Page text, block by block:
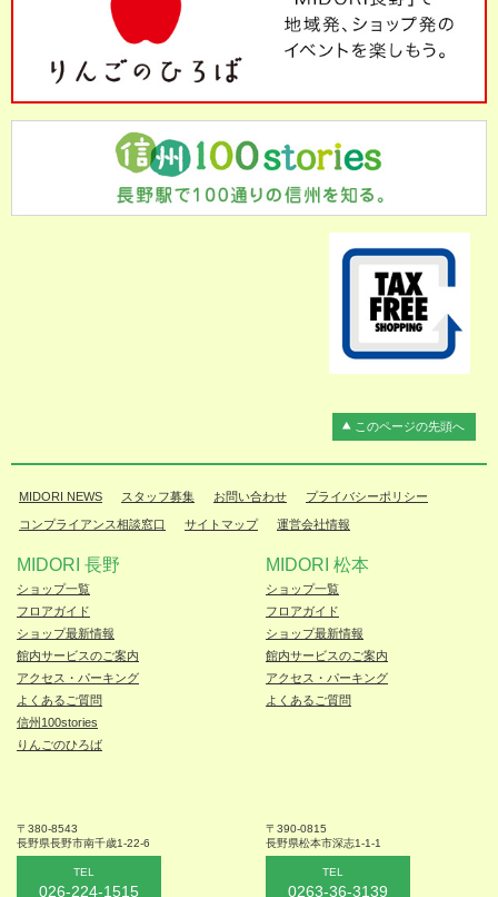
このページの先頭へ
MIDORI NEWS スタッフ募集 お問い合わせ プライバシーポリシー
コンプライアンス相談窓口 サイトマップ 運営会社情報
MIDORI 長野
ショップ一覧
フロアガイド
ショップ最新情報
館内サービスのご案内
アクセス・パーキング
よくあるご質問
信州100stories
りんごのひろば
〒380-8543
長野県長野市南千歳1-22-6
TEL
026-224-1515
MIDORI 松本
ショップ一覧
フロアガイド
ショップ最新情報
館内サービスのご案内
アクセス・パーキング
よくあるご質問
〒390-0815
長野県松本市深志1-1-1
TEL
0263-36-3139